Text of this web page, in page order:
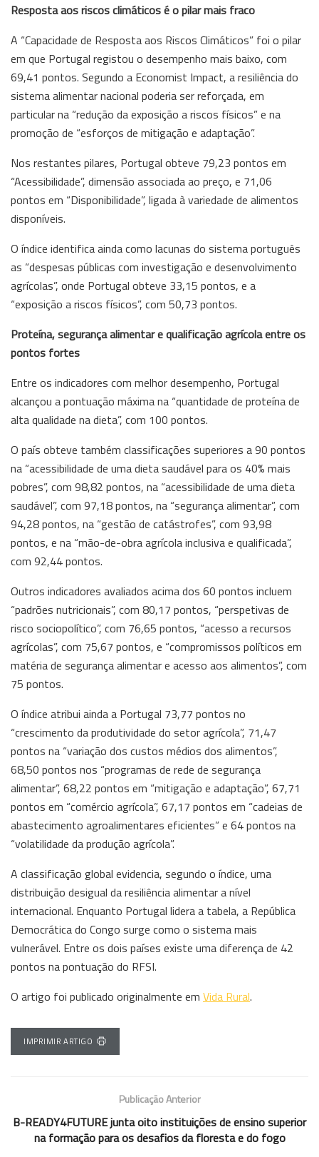
Resposta aos riscos climáticos é o pilar mais fraco
A “Capacidade de Resposta aos Riscos Climáticos” foi o pilar
em que Portugal registou o desempenho mais baixo, com
69,41 pontos. Segundo a Economist Impact, a resiliência do
sistema alimentar nacional poderia ser reforçada, em
particular na “redução da exposição a riscos físicos” e na
promoção de “esforços de mitigação e adaptação”.
Nos restantes pilares, Portugal obteve 79,23 pontos em
“Acessibilidade”, dimensão associada ao preço, e 71,06
pontos em “Disponibilidade”, ligada à variedade de alimentos
disponíveis.
O índice identifica ainda como lacunas do sistema português
as “despesas públicas com investigação e desenvolvimento
agrícolas”, onde Portugal obteve 33,15 pontos, e a
“exposição a riscos físicos”, com 50,73 pontos.
Proteína, segurança alimentar e qualificação agrícola entre os
pontos fortes
Entre os indicadores com melhor desempenho, Portugal
alcançou a pontuação máxima na “quantidade de proteína de
alta qualidade na dieta”, com 100 pontos.
O país obteve também classificações superiores a 90 pontos
na “acessibilidade de uma dieta saudável para os 40% mais
pobres”, com 98,82 pontos, na “acessibilidade de uma dieta
saudável”, com 97,18 pontos, na “segurança alimentar”, com
94,28 pontos, na “gestão de catástrofes”, com 93,98
pontos, e na “mão-de-obra agrícola inclusiva e qualificada”,
com 92,44 pontos.
Outros indicadores avaliados acima dos 60 pontos incluem
“padrões nutricionais”, com 80,17 pontos, “perspetivas de
risco sociopolítico”, com 76,65 pontos, “acesso a recursos
agrícolas”, com 75,67 pontos, e “compromissos políticos em
matéria de segurança alimentar e acesso aos alimentos”, com
75 pontos.
O índice atribui ainda a Portugal 73,77 pontos no
“crescimento da produtividade do setor agrícola”, 71,47
pontos na “variação dos custos médios dos alimentos”,
68,50 pontos nos “programas de rede de segurança
alimentar”, 68,22 pontos em “mitigação e adaptação”, 67,71
pontos em “comércio agrícola”, 67,17 pontos em “cadeias de
abastecimento agroalimentares eficientes” e 64 pontos na
“volatilidade da produção agrícola”.
A classificação global evidencia, segundo o índice, uma
distribuição desigual da resiliência alimentar a nível
internacional. Enquanto Portugal lidera a tabela, a República
Democrática do Congo surge como o sistema mais
vulnerável. Entre os dois países existe uma diferença de 42
pontos na pontuação do RFSI.
O artigo foi publicado originalmente em Vida Rural.
IMPRIMIR ARTIGO
Publicação Anterior
B-READY4FUTURE junta oito instituições de ensino superior
na formação para os desafios da floresta e do fogo